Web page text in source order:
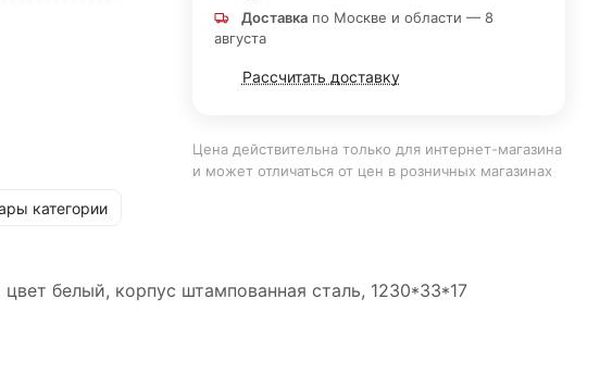
категории
Доставкапо Москве и области — 8
августа
Рассчитать доставку
Цена действительна только для интернет-магазина
и может отличаться от цен в розничных магазинах
белый, корпус штампованная сталь, 1230*33*17